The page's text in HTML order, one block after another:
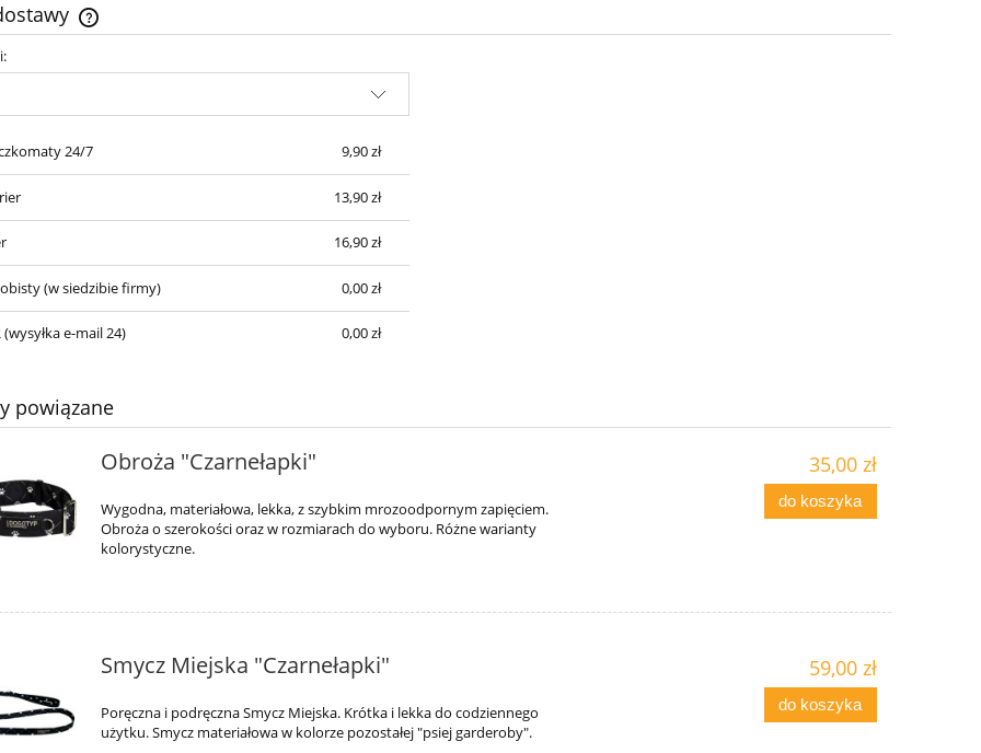
Cena nie zawiera ewentualnych kosztów
24/7 9,90 zł
13,90 zł
16,90 zł
(w siedzibie firmy) 0,00 zł
(wysyłka e-mail 24) 0,00 zł
powiązane
Obroża "Czarnełapki"
Wygodna, materiałowa, lekka, z szybkim mrozoodpornym zapięciem.
Obroża o szerokości oraz w rozmiarach do wyboru. Różne warianty
kolorystyczne.
35,00 zł
do koszyka
Smycz Miejska "Czarnełapki"
Poręczna i podręczna Smycz Miejska. Krótka i lekka do codziennego
użytku. Smycz materiałowa w kolorze pozostałej "psiej garderoby".
59,00 zł
do koszyka